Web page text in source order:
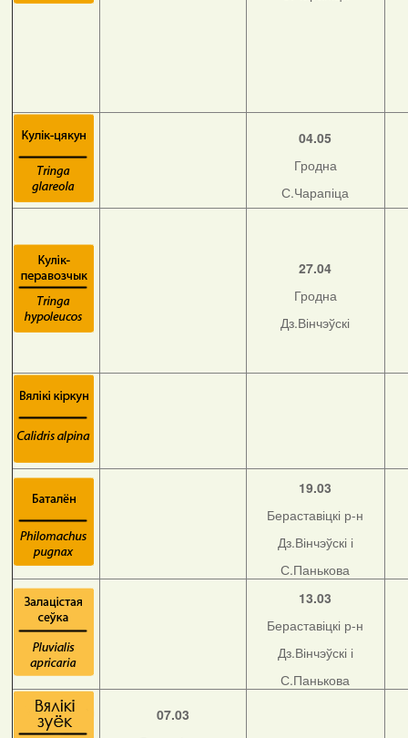
04.05
Гродна
С.Чарапіца
27.04
Гродна
Дз.Вінчэўскі
19.03
Бераставіцкі р-н
Дз.Вінчэўскі і
С.Панькова
13.03
Бераставіцкі р-н
Дз.Вінчэўскі і
С.Панькова
07.03